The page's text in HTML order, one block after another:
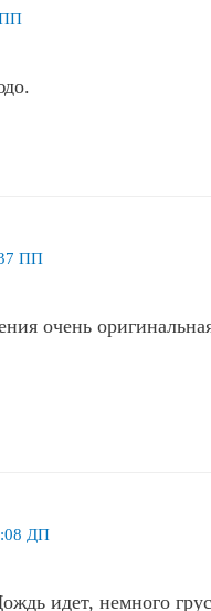
ПП
очень
ДП
идет, немного